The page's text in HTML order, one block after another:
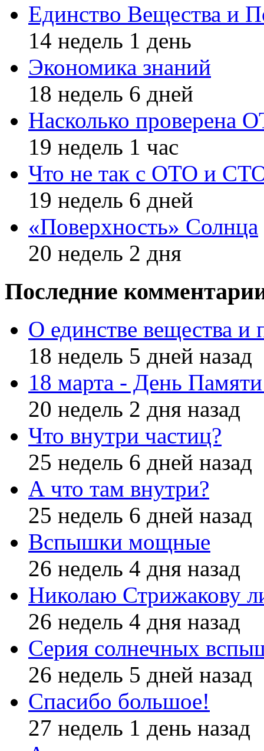
Единство Вещества и
14 недель 1 день
Экономика знаний
18 недель 6 дней
Насколько проверена
19 недель 1 час
Что не так с ОТО и
19 недель 6 дней
«Поверхность» Солнца
20 недель 2 дня
Последние
О единстве вещества и
18 недель 5 дней назад
18 марта - День
20 недель 2 дня назад
Что внутри частиц?
25 недель 6 дней назад
А что там внутри?
25 недель 6 дней назад
Вспышки мощные
26 недель 4 дня назад
Николаю Стрижакову
26 недель 4 дня назад
Серия солнечных
26 недель 5 дней назад
Спасибо большое!
27 недель 1 день назад